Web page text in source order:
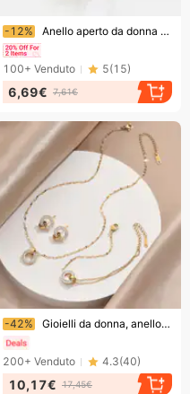
Finendo presto!
-12% Anello aperto da donna con stella a cinque punte, placcato in argento, stile meteorite, alla moda e di lusso, regalo per San Valentino.
100+ Venduto 5(15)
6,69€ 7,61€
Finendo presto!
-42% Gioielli da donna, anello geometrico con diamanti, orecchini abbinati, bracciale in acciaio al titanio, collana con catena portafortuna, gioielli versatili
200+ Venduto 4.3(40)
10,17€ 17,45€